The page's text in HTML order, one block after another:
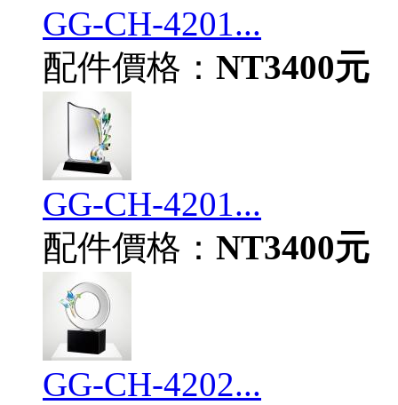
GG-CH-4201...
配件價格： NT3400元
GG-CH-4201...
配件價格： NT3400元
GG-CH-4202...